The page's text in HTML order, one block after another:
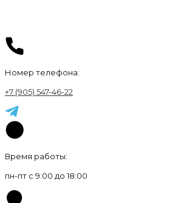
Номер телефона:
+7 (905) 547-46-22
Время работы:
пн-пт с 9:00 до 18:00